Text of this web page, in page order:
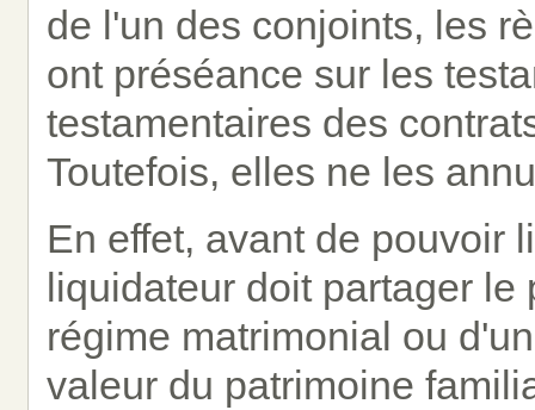
de l'un des conjoints, les
ont préséance sur les
testamentaires des
Toutefois, elles ne les
En effet, avant de pouvoir
liquidateur doit partager
régime matrimonial ou
valeur du patrimoine